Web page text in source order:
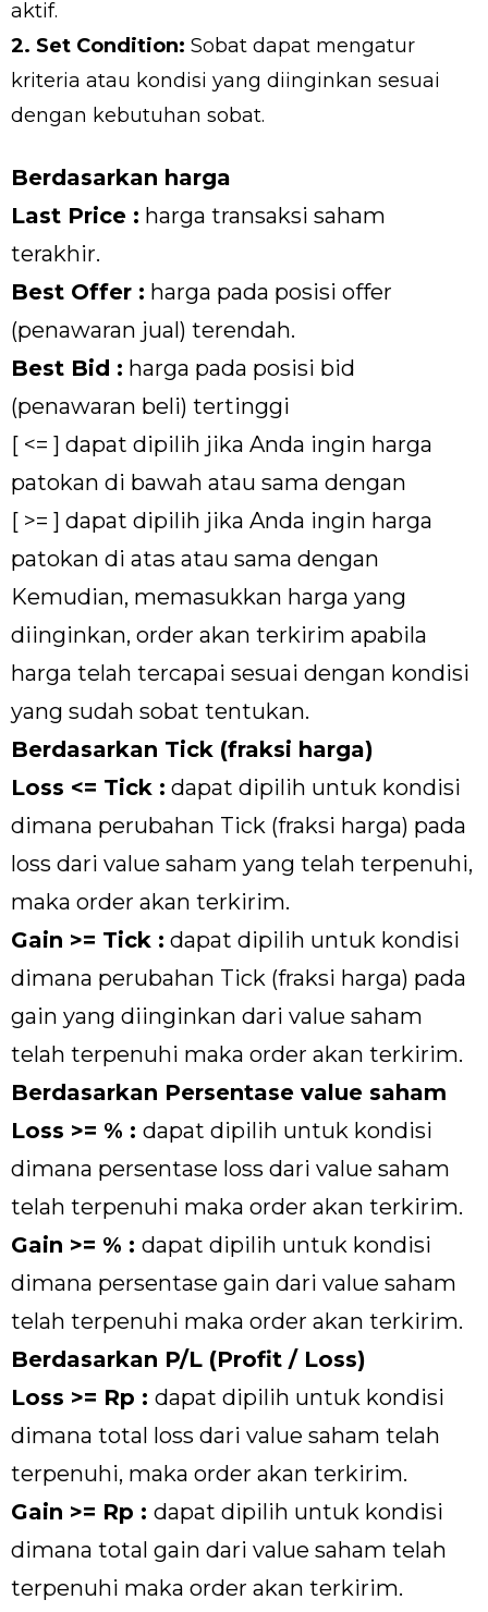
aktif.
2. Set Condition: Sobat dapat mengatur
kriteria atau kondisi yang diinginkan sesuai
dengan kebutuhan sobat.
Berdasarkan harga
Last Price : harga transaksi saham
terakhir.
Best Offer : harga pada posisi offer
(penawaran jual) terendah.
Best Bid : harga pada posisi bid
(penawaran beli) tertinggi
[ <= ] dapat dipilih jika Anda ingin harga
patokan di bawah atau sama dengan
[ >= ] dapat dipilih jika Anda ingin harga
patokan di atas atau sama dengan
Kemudian, memasukkan harga yang
diinginkan, order akan terkirim apabila
harga telah tercapai sesuai dengan kondisi
yang sudah sobat tentukan.
Berdasarkan Tick (fraksi harga)
Loss <= Tick : dapat dipilih untuk kondisi
dimana perubahan Tick (fraksi harga) pada
loss dari value saham yang telah terpenuhi,
maka order akan terkirim.
Gain >= Tick : dapat dipilih untuk kondisi
dimana perubahan Tick (fraksi harga) pada
gain yang diinginkan dari value saham
telah terpenuhi maka order akan terkirim.
Berdasarkan Persentase value saham
Loss >= % : dapat dipilih untuk kondisi
dimana persentase loss dari value saham
telah terpenuhi maka order akan terkirim.
Gain >= % : dapat dipilih untuk kondisi
dimana persentase gain dari value saham
telah terpenuhi maka order akan terkirim.
Berdasarkan P/L (Profit / Loss)
Loss >= Rp : dapat dipilih untuk kondisi
dimana total loss dari value saham telah
terpenuhi, maka order akan terkirim.
Gain >= Rp : dapat dipilih untuk kondisi
dimana total gain dari value saham telah
terpenuhi maka order akan terkirim.